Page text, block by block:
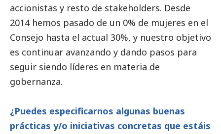
accionistas y resto de stakeholders. Desde
2014 hemos pasado de un 0% de mujeres en el
Consejo hasta el actual 30%, y nuestro objetivo
es continuar avanzando y dando pasos para
seguir siendo líderes en materia de
gobernanza.
¿Puedes especificarnos algunas buenas
prácticas y/o iniciativas concretas que estáis